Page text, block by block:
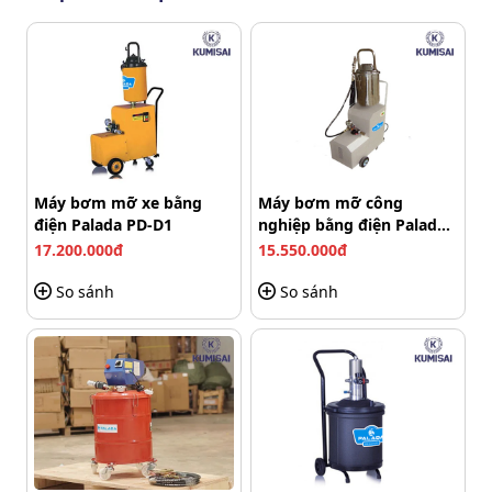
định
Palada PD-100 được trang bị khả năng tạo lực bơm
mạnh mẽ với áp suất lên đến 40 Mpa, đảm bảo mỡ được
đẩy đi nhanh chóng và dễ dàng, ngay cả khi tra vào các
điểm cần áp lực cao hoặc đã bị tắc.
Máy bơm mỡ xe bằng
điện Palada PD-D1
17.200.000đ
So sánh
Máy bơm mỡ công
nghiệp bằng điện Palada
PD6013
15.550.000đ
So sánh